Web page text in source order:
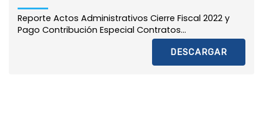
Reporte Actos Administrativos Cierre Fiscal 2022 y
Pago Contribución Especial Contratos...
DESCARGAR